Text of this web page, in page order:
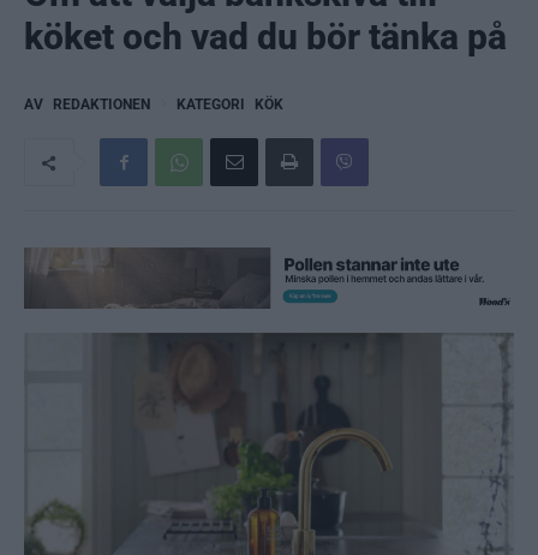
köket och vad du bör tänka på
AV REDAKTIONEN KATEGORI KÖK